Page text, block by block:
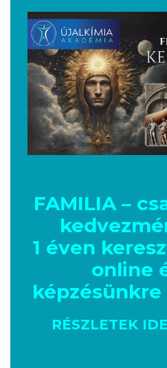
FAMILIA –
1 éven
online
RÉSZLETEK